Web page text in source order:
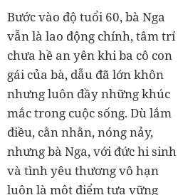
Bước vào độ tuổi 60, bà Nga
vẫn là lao động chính, tâm trí
chưa hề an yên khi ba cô con
gái của bà, dẫu đã lớn khôn
nhưng luôn đầy những khúc
mắc trong cuộc sống. Dù lắm
điều, cằn nhằn, nóng nảy,
nhưng bà Nga, với đức hi sinh
và tình yêu thương vô hạn
luôn là một điểm tựa vững